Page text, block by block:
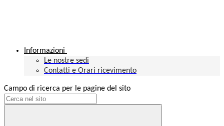
Informazioni
Le nostre sedi
Contatti e Orari ricevimento
Campo di ricerca per le pagine del sito